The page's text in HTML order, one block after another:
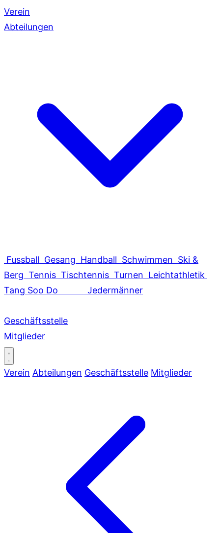
Verein
Abteilungen
Fussball Gesang Handball Schwimmen Ski &
Berg Tennis Tischtennis Turnen Leichtathletik
Tang Soo Do
Jedermänner
Geschäftsstelle
Mitglieder
Verein Abteilungen Geschäftsstelle Mitglieder